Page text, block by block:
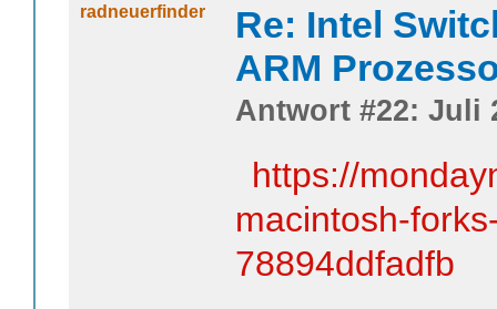
radneuerfinder
Re: Intel
ARM
Antwort #22: Juli
https://
macintosh-
78894ddfadfb